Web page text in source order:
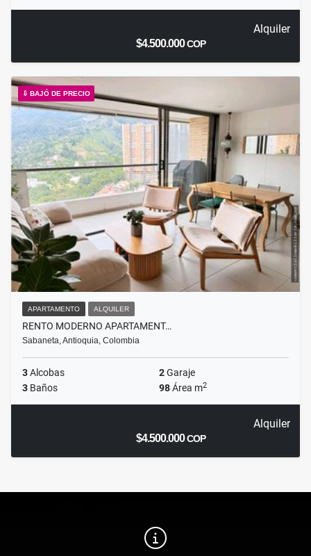
Alquiler
$4.500.000COP
⇩ BAJÓ DE PRECIO
APARTAMENTO ALQUILER
RENTO MODERNO APARTAMENT…
Sabaneta, Antioquia, Colombia
3Alcobas 2Garaje
3 Baños 98Área m2
Alquiler
$4.500.000COP